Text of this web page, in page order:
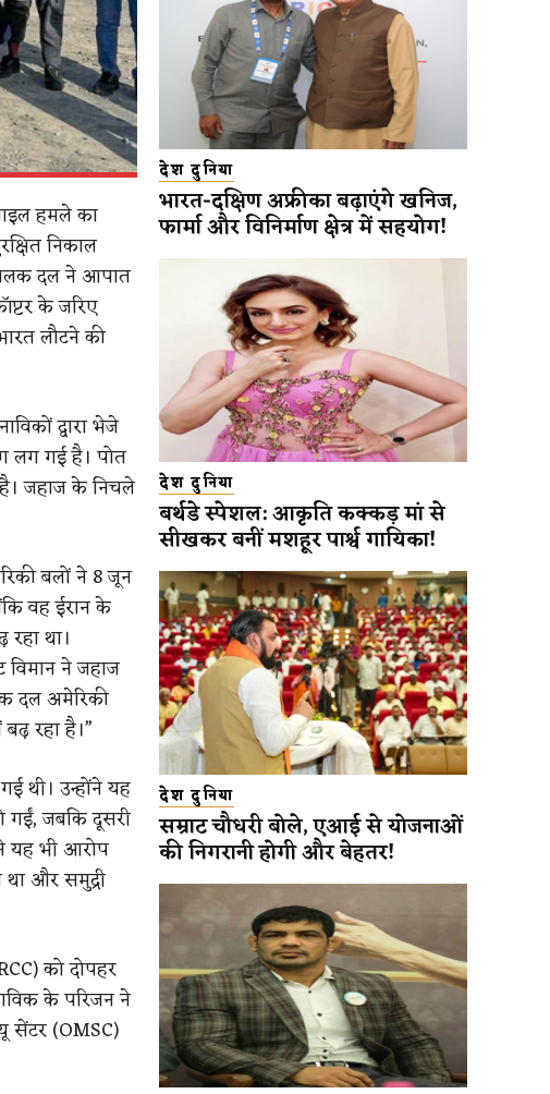
हमले का
निकाल
दल ने आपात
के जरिए
लौटने की
द्वारा भेजे
लग गई है। पोत
जहाज के निचले
बलों ने 8 जून
वह ईरान के
था।
ने जहाज
दल अमेरिकी
रहा है।”
थी। उन्होंने यह
गईं, जबकि दूसरी
यह भी आरोप
और समुद्री
को दोपहर
के परिजन ने
सेंटर (OMSC)
देश दुनिया
भारत-दक्षिण अफ्रीका बढ़ाएंगे खनिज,
फार्मा और विनिर्माण क्षेत्र में सहयोग!
देश दुनिया
बर्थडे स्पेशल: आकृति कक्कड़ मां से
सीखकर बनीं मशहूर पार्श्व गायिका!
देश दुनिया
सम्राट चौधरी बोले, एआई से योजनाओं
की निगरानी होगी और बेहतर!